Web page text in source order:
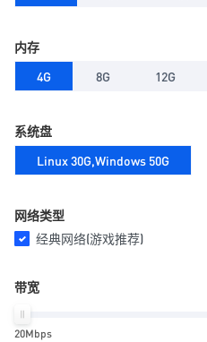
内存
4G
8G 12G
系统盘
Linux 30G,Windows 50G
网络类型
经典网络(游戏推荐)
带宽
20Mbps